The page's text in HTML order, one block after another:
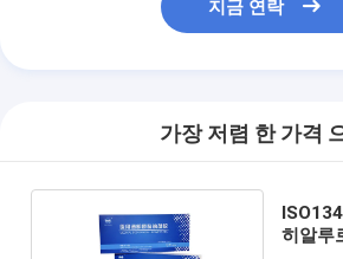
지금 연락
가장 저렴 한 가격
히알루